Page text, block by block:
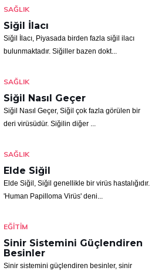
SAĞLIK
Siğil İlacı
Siğil İlacı, Piyasada birden fazla siğil ilacı
bulunmaktadır. Siğiller bazen dokt...
SAĞLIK
Siğil Nasıl Geçer
Siğil Nasıl Geçer, Siğil çok fazla görülen bir
deri virüsüdür. Siğilin diğer ...
SAĞLIK
Elde Siğil
Elde Siğil, Siğil genellikle bir virüs hastalığıdır.
'Human Papilloma Virüs' deni...
EĞITIM
Sinir Sistemini Güçlendiren
Besinler
Sinir sistemini güçlendiren besinler, sinir